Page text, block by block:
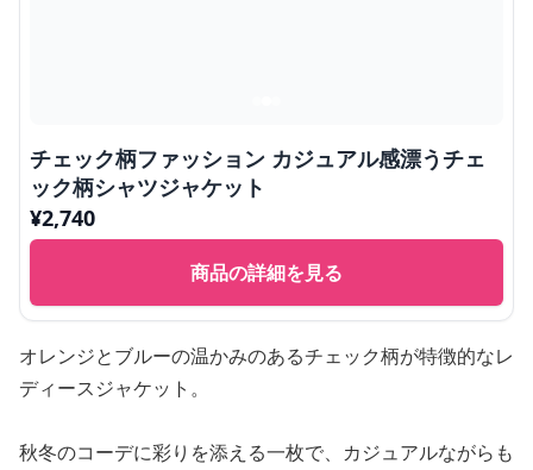
チェック柄ファッション カジュアル感漂うチェ
ック柄シャツジャケット
¥2,740
商品の詳細を見る
オレンジとブルーの温かみのあるチェック柄が特徴的なレ
ディースジャケット。
秋冬のコーデに彩りを添える一枚で、カジュアルながらも